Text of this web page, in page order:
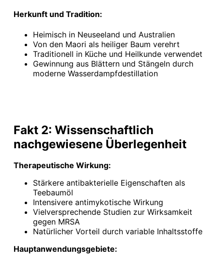
Herkunft und Tradition:
Heimisch in Neuseeland und Australien
Von den Maori als heiliger Baum verehrt
Traditionell in Küche und Heilkunde verwendet
Gewinnung aus Blättern und Stängeln durch
moderne Wasserdampfdestillation
Fakt 2: Wissenschaftlich
nachgewiesene Überlegenheit
Therapeutische Wirkung:
Stärkere antibakterielle Eigenschaften als
Teebaumöl
Intensivere antimykotische Wirkung
Vielversprechende Studien zur Wirksamkeit
gegen MRSA
Natürlicher Vorteil durch variable Inhaltsstoffe
Hauptanwendungsgebiete: